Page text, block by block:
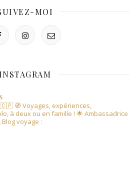
MOI
INSTAGRAM
🇨🇵 🧭 Voyages, expériences,
à deux ou en famille ! 🌟 Ambassadrice
Blog voyage :